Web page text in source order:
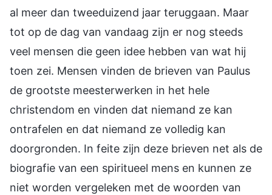
al meer dan tweeduizend jaar teruggaan. Maar
tot op de dag van vandaag zijn er nog steeds
veel mensen die geen idee hebben van wat hij
toen zei. Mensen vinden de brieven van Paulus
de grootste meesterwerken in het hele
christendom en vinden dat niemand ze kan
ontrafelen en dat niemand ze volledig kan
doorgronden. In feite zijn deze brieven net als de
biografie van een spiritueel mens en kunnen ze
niet worden vergeleken met de woorden van